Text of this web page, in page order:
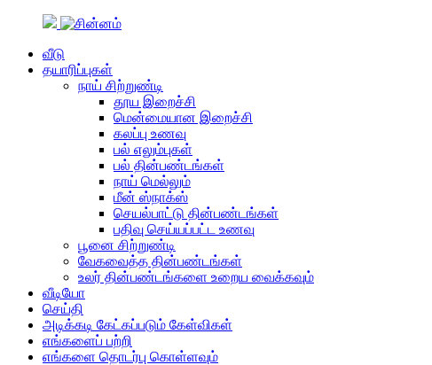
வீடு
தயாரிப்புகள்
நாய் சிற்றுண்டி
தூய இறைச்சி
மென்மையான இறைச்சி
கலப்பு உணவு
பல் எலும்புகள்
பல் தின்பண்டங்கள்
நாய் மெல்லும்
மீன் ஸ்நாக்ஸ்
செயல்பாட்டு தின்பண்டங்கள்
பதிவு செய்யப்பட்ட உணவு
பூனை சிற்றுண்டி
வேகவைத்த தின்பண்டங்கள்
உலர் தின்பண்டங்களை உறைய வைக்கவும்
வீடியோ
செய்தி
அடிக்கடி கேட்கப்படும் கேள்விகள்
எங்களைப் பற்றி
எங்களை தொடர்பு கொள்ளவும்